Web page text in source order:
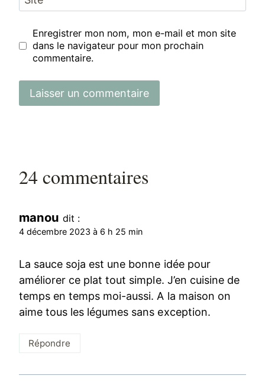
Enregistrer mon nom, mon e-mail et mon site
dans le navigateur pour mon prochain
commentaire.
24 commentaires
manou dit :
4 décembre 2023 à 6 h 25 min
La sauce soja est une bonne idée pour
améliorer ce plat tout simple. J’en cuisine de
temps en temps moi-aussi. A la maison on
aime tous les légumes sans exception.
Répondre